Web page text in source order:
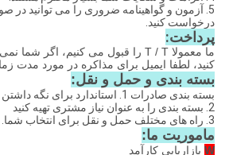
5. آزمون و گواهینامه ضروری را می توانید
درخواست کنید.
پرداخت:
کنید، لطفا ایمیل برای مذاکره در مورد مدت
بسته بندی و حمل و نقل:
بسته بندی صادرات 1. استاندارد برای نگه داشتن محصولات خود ایمن
2. بسته بندی را به عنوان نیاز مشتری تهیه کنید
3. راه های مختلف حمل و نقل برای انتخاب شما.
ماموریت ما:
Wبازاریابی کارآمد